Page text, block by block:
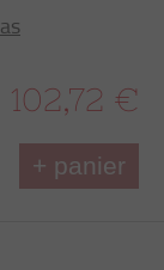
102,72 €
+ panier